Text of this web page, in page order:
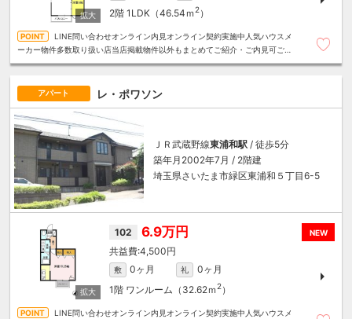
2階 1LDK（46.54ｍ 2）
LINE問い合わせオンライン内見オンライン契約実施中人気ハウスメ
ーカー物件多数取り扱い店当店掲載物件以外もまとめてご紹介・ご内見可ご予
アパート レ・ポワソン
ＪＲ武蔵野線東浦和駅 / 徒歩5分
築年月2002年7月 / 2階建
埼玉県さいたま市緑区東浦和５丁目6-5
NEW
102 6.9万円
4,500円
敷 0ヶ月 礼
0ヶ月
1階 ワンルーム（32.62ｍ2）
LINE問い合わせオンライン内見オンライン契約実施中人気ハウスメ